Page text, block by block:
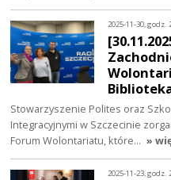
2025-11-30, godz.
Stowarzyszenie Polites oraz
Integracyjnymi w Szczecinie
Forum Wolontariatu, które… »
2025-11-23, godz.